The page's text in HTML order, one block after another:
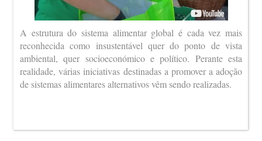
A estrutura do sistema alimentar global é cada vez mais
reconhecida como insustentável quer do ponto de vista
ambiental, quer socioeconómico e político. Perante esta
realidade, várias iniciativas destinadas a promover a adoção
de sistemas alimentares alternativos vêm sendo realizadas.